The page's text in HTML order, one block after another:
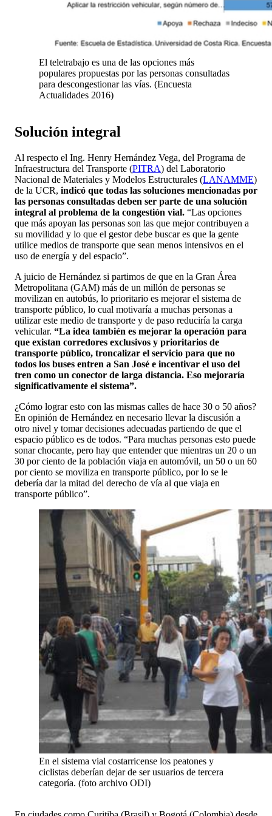
El teletrabajo es una de las opciones más
populares propuestas por las personas consultadas
para descongestionar las vías. (Encuesta
Actualidades 2016)
Solución integral
Al respecto el Ing. Henry Hernández Vega, del Programa de
Infraestructura del Transporte (PITRA) del Laboratorio
Nacional de Materiales y Modelos Estructurales (LANAMME)
de la UCR, indicó que todas las soluciones mencionadas por
las personas consultadas deben ser parte de una solución
integral al problema de la congestión vial. “Las opciones
que más apoyan las personas son las que mejor contribuyen a
su movilidad y lo que el gestor debe buscar es que la gente
utilice medios de transporte que sean menos intensivos en el
uso de energía y del espacio”.
A juicio de Hernández si partimos de que en la Gran Área
Metropolitana (GAM) más de un millón de personas se
movilizan en autobús, lo prioritario es mejorar el sistema de
transporte público, lo cual motivaría a muchas personas a
utilizar este medio de transporte y de paso reduciría la carga
vehicular. “La idea también es mejorar la operación para
que existan corredores exclusivos y prioritarios de
transporte público, troncalizar el servicio para que no
todos los buses entren a San José e incentivar el uso del
tren como un conector de larga distancia. Eso mejoraría
significativamente el sistema”.
¿Cómo lograr esto con las mismas calles de hace 30 o 50 años?
En opinión de Hernández en necesario llevar la discusión a
otro nivel y tomar decisiones adecuadas partiendo de que el
espacio público es de todos. “Para muchas personas esto puede
sonar chocante, pero hay que entender que mientras un 20 o un
30 por ciento de la población viaja en automóvil, un 50 o un 60
por ciento se moviliza en transporte público, por lo se le
debería dar la mitad del derecho de vía al que viaja en
transporte público”.
En el sistema vial costarricense los peatones y
ciclistas deberían dejar de ser usuarios de tercera
categoría. (foto archivo ODI)